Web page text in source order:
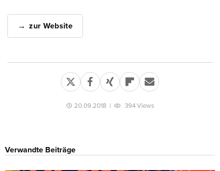
zur Website
20.09.2018 | 394 Views
Verwandte Beiträge